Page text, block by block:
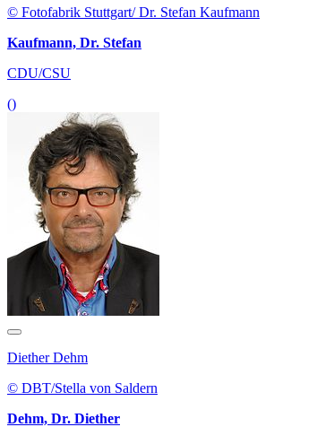
© Fotofabrik Stuttgart/ Dr. Stefan Kaufmann
Kaufmann, Dr. Stefan
CDU/CSU
()
Diether Dehm
© DBT/Stella von Saldern
Dehm, Dr. Diether